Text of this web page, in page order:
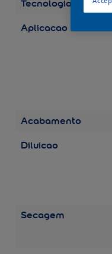
Aplicacao
Acabamento
Diluicao
Secagem